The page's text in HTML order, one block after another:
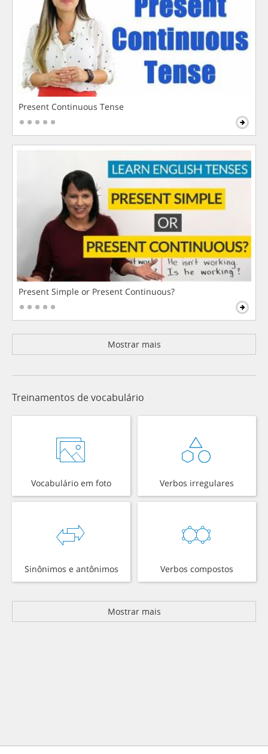
Present Continuous Tense
Present Simple or Present Continuous?
Mostrar mais
Treinamentos de vocabulário
Vocabulário em foto Verbos irregulares
Sinônimos e antônimos Verbos compostos
Mostrar mais